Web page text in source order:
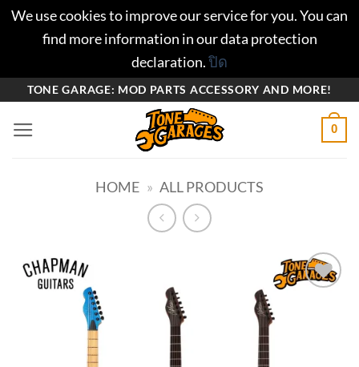
We use cookies to improve our service for you. You can
find more information in our data protection
declaration.ปิด
ยัง
TONE GARAGE: MOD PARTS ACCESSORY AND MORE!
0
HOME » ALL PRODUCTS